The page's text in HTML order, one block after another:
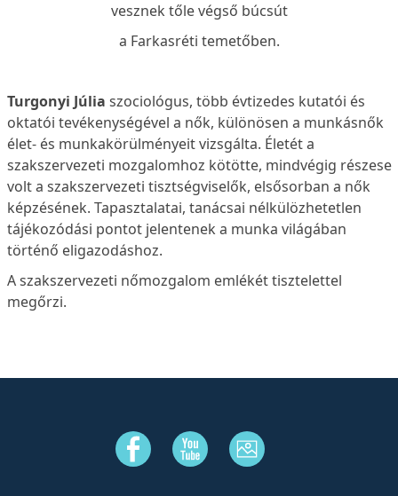
vesznek tőle végső búcsút
a Farkasréti temetőben.
Turgonyi Júlia szociológus, több évtizedes kutatói és
oktatói tevékenységével a nők, különösen a munkásnők
élet- és munkakörülményeit vizsgálta. Életét a
szakszervezeti mozgalomhoz kötötte, mindvégig részese
volt a szakszervezeti tisztségviselők, elsősorban a nők
képzésének. Tapasztalatai, tanácsai nélkülözhetetlen
tájékozódási pontot jelentenek a munka világában
történő eligazodáshoz.
A szakszervezeti nőmozgalom emlékét tisztelettel
megőrzi.